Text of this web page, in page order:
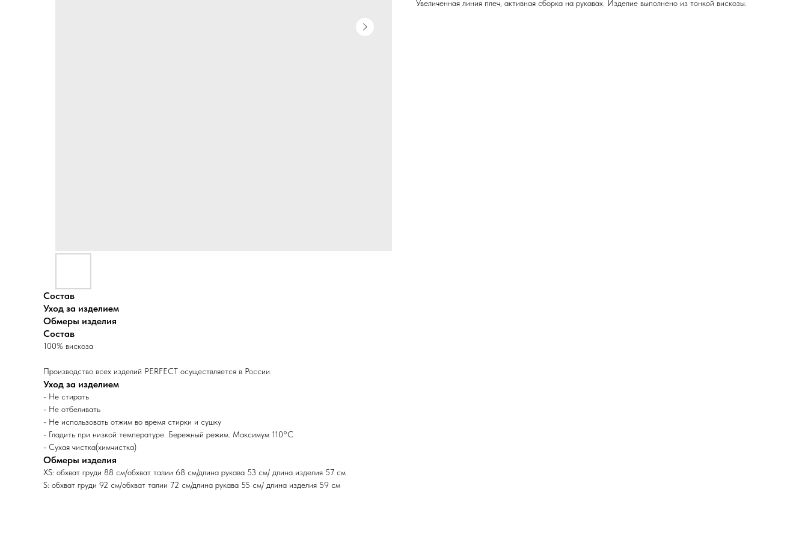
Увеличенная линия плеч, активная сборка на рукавах. Изделие выполнено из тонкой вискозы.
Состав
Уход за изделием
Обмеры изделия
Состав
100% вискоза
Производство всех изделий PERFECT осуществляется в России.
Уход за изделием
- Не стирать
- Не отбеливать
- Не использовать отжим во время стирки и сушку
- Гладить при низкой температуре. Бережный режим. Максимум 110°C
- Сухая чистка(химчистка)
Обмеры изделия
XS: обхват груди 88 см/обхват талии 68 см/длина рукава 53 см/ длина изделия 57 см
S: обхват груди 92 см/обхват талии 72 см/длина рукава 55 см/ длина изделия 59 см